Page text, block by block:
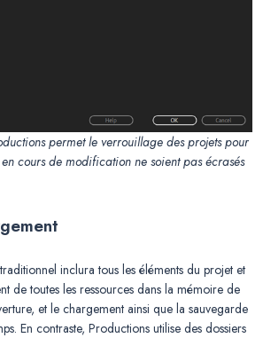
permet le verrouillage des projets pour
en cours de modification ne soient pas écrasés
inclura tous les éléments du projet et
de toutes les ressources dans la mémoire de
et le chargement ainsi que la sauvegarde
En contraste, Productions utilise des dossiers